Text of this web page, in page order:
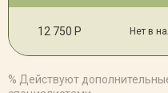
12 750 Р Нет в
% Действуют